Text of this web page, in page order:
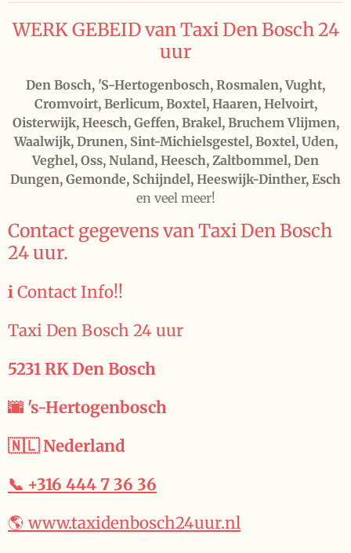
WERK GEBEID van Taxi Den Bosch 24
uur
Den Bosch, 'S-Hertogenbosch, Rosmalen, Vught,
Cromvoirt, Berlicum, Boxtel, Haaren, Helvoirt,
Oisterwijk, Heesch, Geffen, Brakel, Bruchem Vlijmen,
Waalwijk, Drunen, Sint-Michielsgestel, Boxtel, Uden,
Veghel, Oss, Nuland, Heesch, Zaltbommel, Den
Dungen, Gemonde, Schijndel, Heeswijk-Dinther, Esch
en veel meer!
Contact gegevens van Taxi Den Bosch
24 uur.
ℹ️ Contact Info!!
Taxi Den Bosch 24 uur
5231 RK Den Bosch
🌆 's-Hertogenbosch
🇳🇱 Nederland
📞 +316 444 7 36 36
🌎 www.taxidenbosch24uur.nl